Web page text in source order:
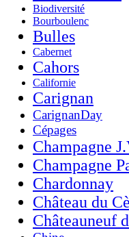
Biodiversité
Bourboulenc
Bulles
Cabernet
Cahors
Californie
Carignan
CarignanDay
Cépages
Champagne
Champagne
Chardonnay
Château du
Châteauneuf